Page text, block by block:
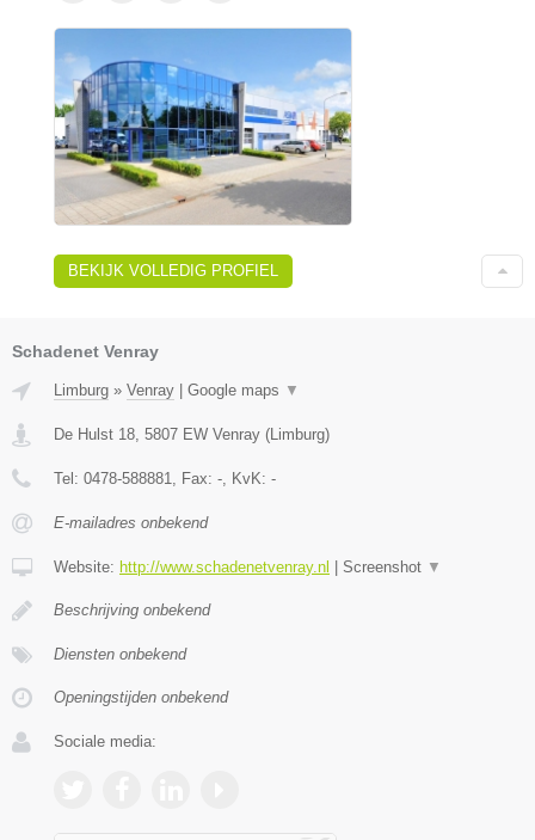
BEKIJK VOLLEDIG PROFIEL
Schadenet Venray
Limburg » Venray Google maps ▼
De Hulst 18, 5807 EW Venray (Limburg)
Tel: 0478-588881, Fax: -, KvK: -
E-mailadres onbekend
Website: http://www.schadenetvenray.nl Screenshot ▼
Beschrijving onbekend
Diensten onbekend
Openingstijden onbekend
Sociale media: